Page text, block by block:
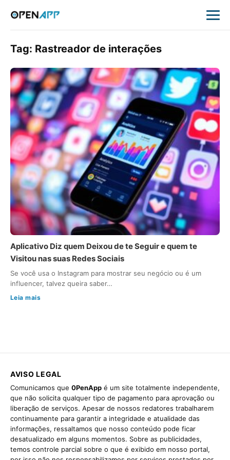
Tag: Rastreador de interações
Aplicativo Diz quem Deixou de te Seguir e quem te
Visitou nas suas Redes Sociais
Se você usa o Instagram para mostrar seu negócio ou é um
influencer, talvez queira saber…
Leia mais
AVISO LEGAL
Comunicamos que 0PenApp é um site totalmente independente,
que não solicita qualquer tipo de pagamento para aprovação ou
liberação de serviços. Apesar de nossos redatores trabalharem
continuamente para garantir a integridade e atualidade das
informações, ressaltamos que nosso conteúdo pode ficar
desatualizado em alguns momentos. Sobre as publicidades,
temos controle parcial sobre o que é exibido em nosso portal,